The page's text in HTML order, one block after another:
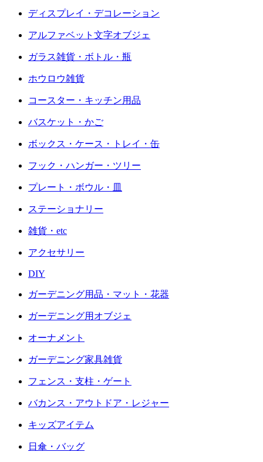
ディスプレイ・デコレーション
アルファベット文字オブジェ
ガラス雑貨・ボトル・瓶
ホウロウ雑貨
コースター・キッチン用品
バスケット・かご
ボックス・ケース・トレイ・缶
フック・ハンガー・ツリー
プレート・ボウル・皿
ステーショナリー
雑貨・etc
アクセサリー
DIY
ガーデニング用品・マット・花器
ガーデニング用オブジェ
オーナメント
ガーデニング家具雑貨
フェンス・支柱・ゲート
バカンス・アウトドア・レジャー
キッズアイテム
日傘・バッグ